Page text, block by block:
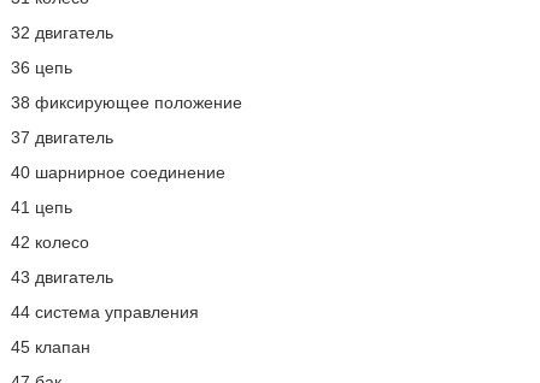
32 двигатель
36 цепь
38 фиксирующее положение
37 двигатель
40 шарнирное соединение
41 цепь
42 колесо
43 двигатель
44 система управления
45 клапан